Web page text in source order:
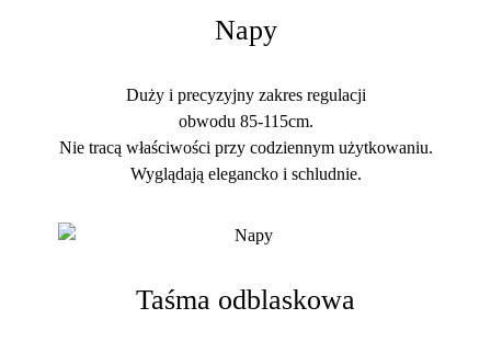
Napy
Duży i precyzyjny zakres regulacji
obwodu 85-115cm.
Nie tracą właściwości przy codziennym użytkowaniu.
Wyglądają elegancko i schludnie.
Taśma odblaskowa